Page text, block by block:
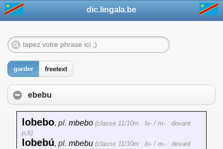
dic.lingala.be
garder freetext
ebebu
lobebo, pl. mbebo (classe 11/10m : lo- / m- : devant
p,b)
lobebú, pl. mbebu (classe 11/10m : lo- / m- : devant